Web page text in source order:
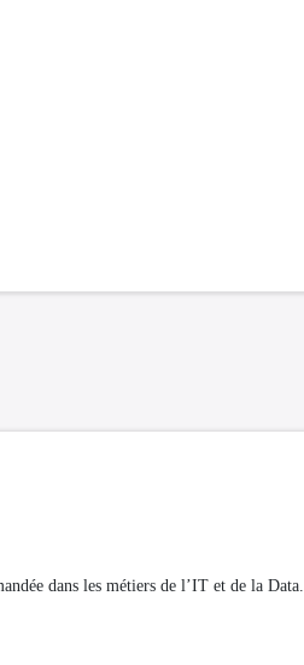
dans les métiers de l’IT et de la Data.